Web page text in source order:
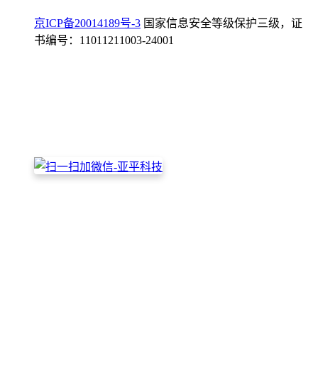
京ICP备20014189号-3 国家信息安全等级保护三级，证
书编号：11011211003-24001